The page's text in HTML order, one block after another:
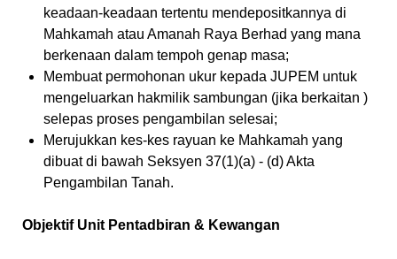
keadaan-keadaan tertentu mendepositkannya di
Mahkamah atau Amanah Raya Berhad yang mana
berkenaan dalam tempoh genap masa;
Membuat permohonan ukur kepada JUPEM untuk
mengeluarkan hakmilik sambungan (jika berkaitan )
selepas proses pengambilan selesai;
Merujukkan kes-kes rayuan ke Mahkamah yang
dibuat di bawah Seksyen 37(1)(a) - (d) Akta
Pengambilan Tanah.
Objektif Unit Pentadbiran & Kewangan